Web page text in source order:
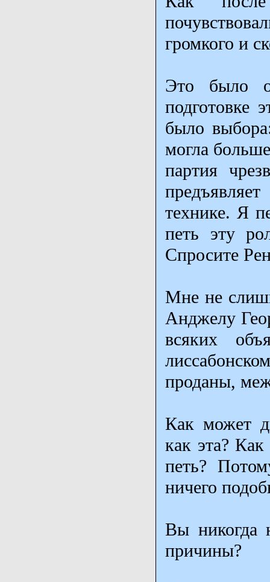
громкого и
Это было
подготовке
было
могла
партия
технике. Я
петь эту
Спросите
Мне не
Анджелу
всяких
проданы,
Как может
как эта?
петь?
ничего
Вы никогда
причины?